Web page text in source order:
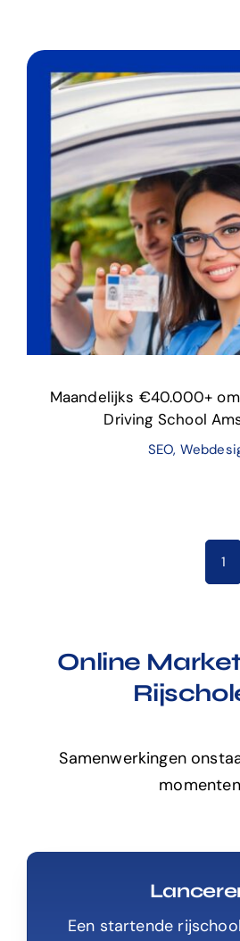
Maandelijks €40.000+
Driving School
SEO,
1
Online
Samenwerkingen
momenten
Een startende